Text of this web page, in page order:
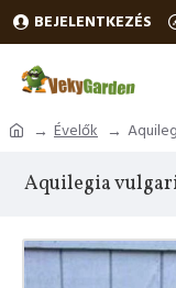
BEJELENTKEZÉS
Évelők
Aquilegia